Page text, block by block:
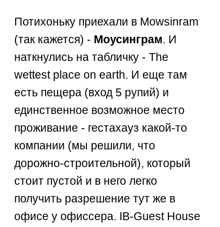
Потихоньку приехали в Mowsinram
(так кажется) - Моусинграм. И
наткнулись на табличку - The
wettest place on earth. И еще там
есть пещера (вход 5 рупий) и
единственное возможное место
проживание - гестахауз какой-то
компании (мы решили, что
дорожно-строительной), который
стоит пустой и в него легко
получить разрешение тут же в
офисе у офиссера. IB-Guest House